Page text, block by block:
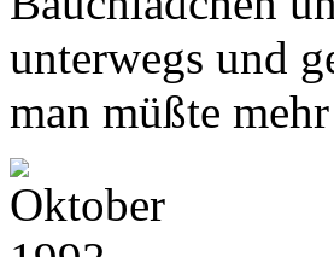
unterwegs und
man müßte